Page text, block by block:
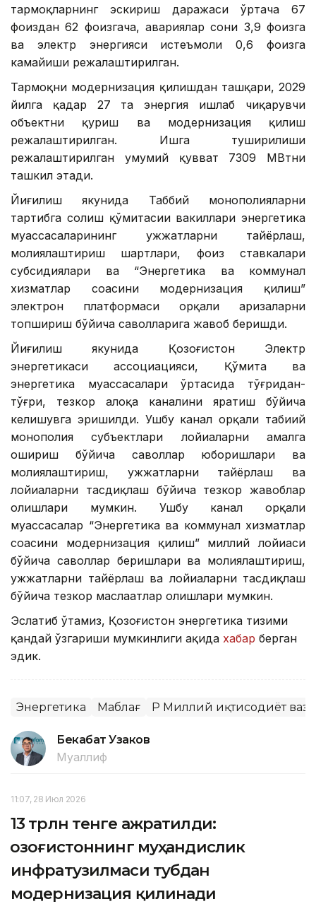
тармоқларнинг эскириш даражаси ўртача 67
фоиздан 62 фоизгача, авариялар сони 3,9 фоизга
ва электр энергияси истеъмоли 0,6 фоизга
камайиши режалаштирилган.
Тармоқни модернизация қилишдан ташқари, 2029
йилга қадар 27 та энергия ишлаб чиқарувчи
объектни қуриш ва модернизация қилиш
режалаштирилган. Ишга туширилиши
режалаштирилган умумий қувват 7309 МВтни
ташкил этади.
Йиғилиш якунида Таббий монополияларни
тартибга солиш қўмитасии вакиллари энергетика
муассасаларининг ҳужжатларни тайёрлаш,
молиялаштириш шартлари, фоиз ставкалари
субсидиялари ва “Энергетика ва коммунал
хизматлар соҳасини модернизация қилиш”
электрон платформаси орқали аризаларни
топшириш бўйича саволларига жавоб беришди.
Йиғилиш якунида Қозоғистон Электр
энергетикаси ассоциацияси, Қўмита ва
энергетика муассасалари ўртасида тўғридан-
тўғри, тезкор алоқа каналини яратиш бўйича
келишувга эришилди. Ушбу канал орқали табиий
монополия субъектлари лойиҳаларни амалга
ошириш бўйича саволлар юборишлари ва
молиялаштириш, ҳужжатларни тайёрлаш ва
лойиҳаларни тасдиқлаш бўйича тезкор жавоблар
олишлари мумкин. Ушбу канал орқали
муассасалар “Энергетика ва коммунал хизматлар
соҳасини модернизация қилиш” миллий лойиҳаси
бўйича саволлар беришлари ва молиялаштириш,
ҳужжатларни тайёрлаш ва лойиҳаларни тасдиқлаш
бўйича тезкор маслаҳатлар олишлари мумкин.
Эслатиб ўтамиз, Қозоғистон энергетика тизими
қандай ўзгариши мумкинлиги ҳақида хабар берган
эдик.
Энергетика Маблағ ҚР Миллий иқтисодиёт
Бекабат Узаков
Муаллиф
11:07, 28 Июл 2026
13 трлн тенге ажратилди:
Қозоғистоннинг муҳандислик
инфратузилмаси тубдан
модернизация қилинади